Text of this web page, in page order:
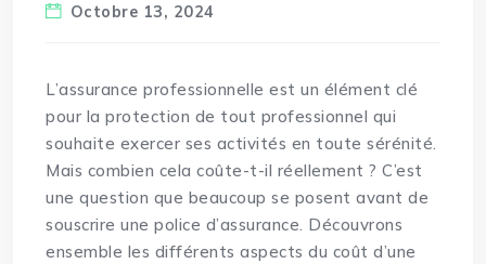
Octobre 13, 2024
L’assurance professionnelle est un élément clé
pour la protection de tout professionnel qui
souhaite exercer ses activités en toute sérénité.
Mais combien cela coûte-t-il réellement ? C’est
une question que beaucoup se posent avant de
souscrire une police d’assurance. Découvrons
ensemble les différents aspects du coût d’une